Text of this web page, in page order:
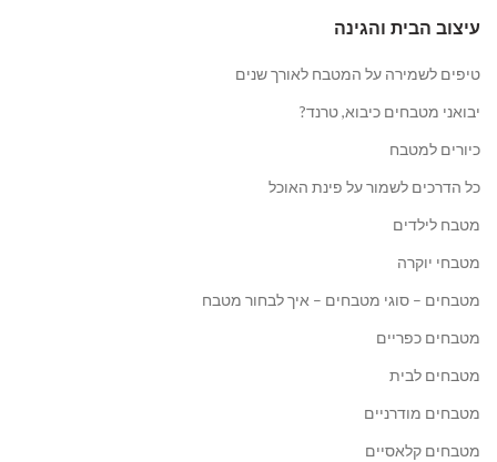
עיצוב הבית והגינה
טיפים לשמירה על המטבח לאורך שנים
יבואני מטבחים כיבוא, טרנד?
כיורים למטבח
כל הדרכים לשמור על פינת האוכל
מטבח לילדים
מטבחי יוקרה
מטבחים – סוגי מטבחים – איך לבחור מטבח
מטבחים כפריים
מטבחים לבית
מטבחים מודרניים
מטבחים קלאסיים